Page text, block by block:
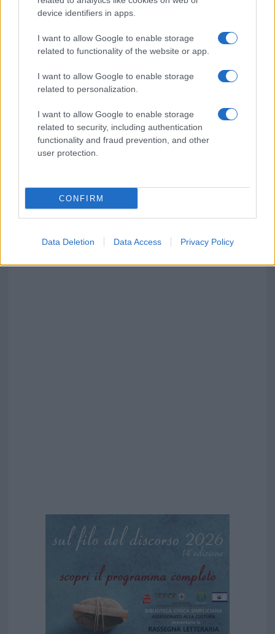
device identifiers in apps.
I want to allow Google to enable storage
related to functionality of the website or app.
I want to allow Google to enable storage
related to personalization.
I want to allow Google to enable storage
related to security, including authentication
functionality and fraud prevention, and other
user protection.
CONFIRM
Data Deletion Data Access Privacy Policy
Red Valley Festival, musica no-stop a Olbia fino
alle 5